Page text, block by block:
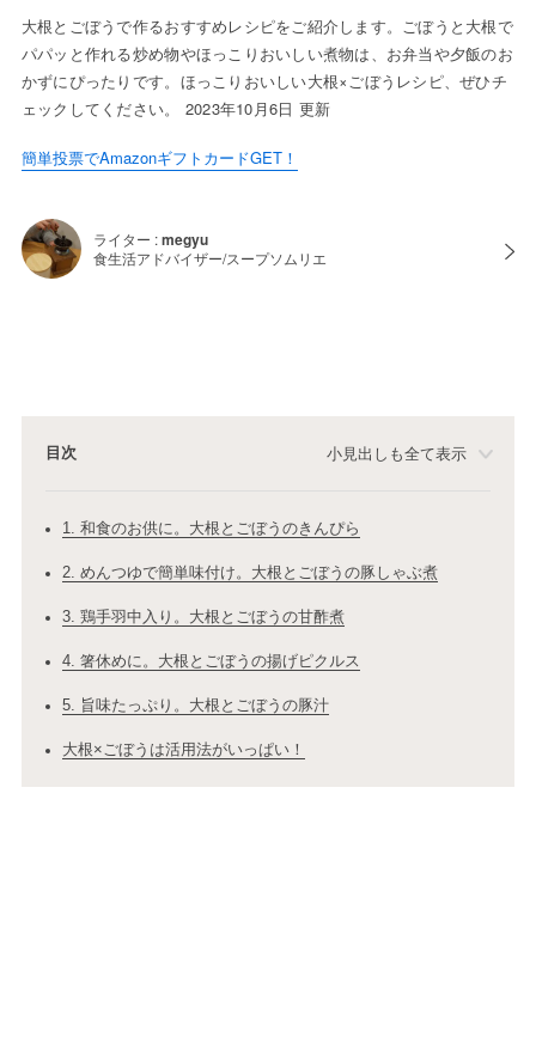
大根とごぼうで作るおすすめレシピをご紹介します。ごぼうと大根で
パパッと作れる炒め物やほっこりおいしい煮物は、お弁当や夕飯のお
かずにぴったりです。ほっこりおいしい大根×ごぼうレシピ、ぜひチ
ェックしてください。 2023年10月6日 更新
簡単投票でAmazonギフトカードGET！
ライター :megyu
食生活アドバイザー/スープソムリエ
目次 小見出しも全て表示
1. 和食のお供に。大根とごぼうのきんぴら
2. めんつゆで簡単味付け。大根とごぼうの豚しゃぶ煮
3. 鶏手羽中入り。大根とごぼうの甘酢煮
4. 箸休めに。大根とごぼうの揚げピクルス
5. 旨味たっぷり。大根とごぼうの豚汁
大根×ごぼうは活用法がいっぱい！